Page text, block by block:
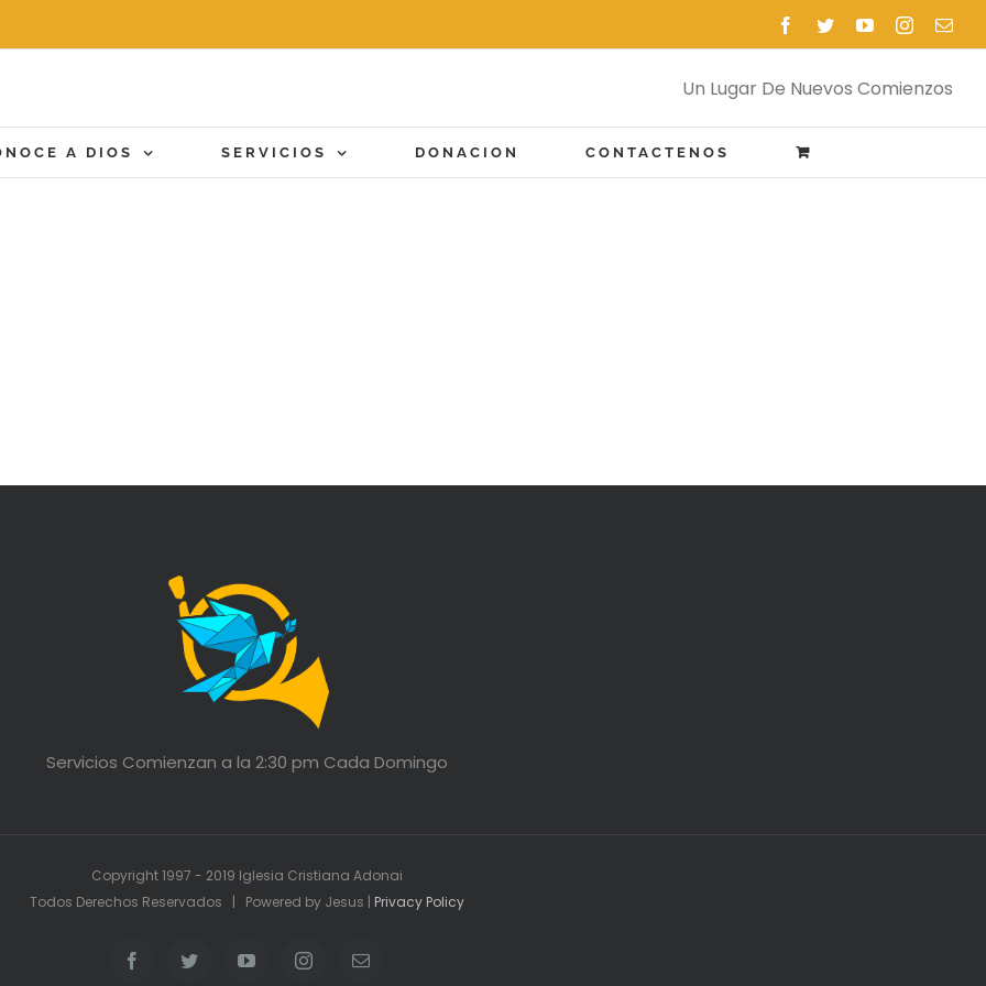
Facebook
TwitterYouTubeInstagram
Un Lugar De Nuevos Comienzos
A DIOS SERVICIOS DONACION CONTACTENOS
Servicios Comienzan a la 2:30 pm Cada Domingo
Copyright 1997 - 2019 Iglesia Cristiana Adonai
Todos Derechos Reservados | Powered by Jesus | Privacy Policy
FacebookTwitter YouTubeInstagramEmail